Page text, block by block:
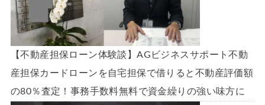
【不動産担保ローン体験談】AGビジネスサポート不動
産担保カードローンを自宅担保で借りると不動産評価額
の80％査定！事務手数料無料で資金繰りの強い味方に